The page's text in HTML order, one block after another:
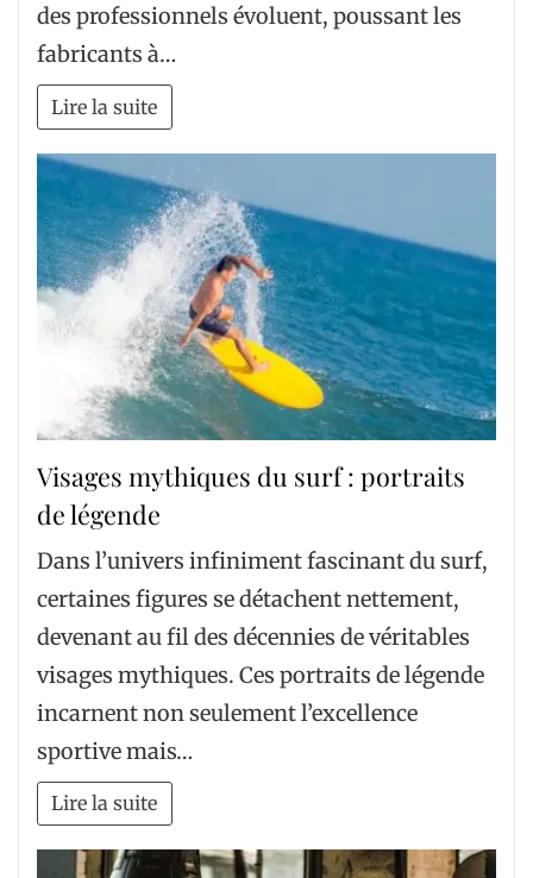
des professionnels évoluent, poussant les
fabricants à…
Lire la suite
Visages mythiques du surf : portraits
de légende
Dans l’univers infiniment fascinant du surf,
certaines figures se détachent nettement,
devenant au fil des décennies de véritables
visages mythiques. Ces portraits de légende
incarnent non seulement l’excellence
sportive mais…
Lire la suite